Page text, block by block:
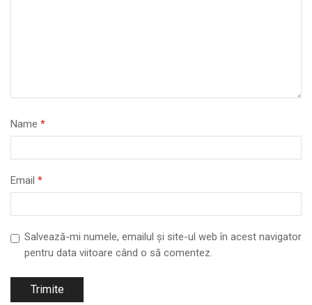
Name *
Email *
Salvează-mi numele, emailul și site-ul web în acest navigator
pentru data viitoare când o să comentez.